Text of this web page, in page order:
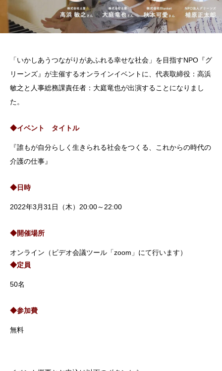
「いかしあうつながりがあふれる幸せな社会」を目指すNPO『グ
リーンズ』が主催するオンラインイベントに、代表取締役：高浜
敏之と人事総務課責任者：大庭竜也が出演することになりまし
た。
◆イベント タイトル
『誰もが自分らしく生きられる社会をつくる、これからの時代の
介護の仕事』
◆日時
2022年3月31日（木）20:00～22:00
◆開催場所
オンライン（ビデオ会議ツール「zoom」にて行います）
◆定員
50名
◆参加費
無料